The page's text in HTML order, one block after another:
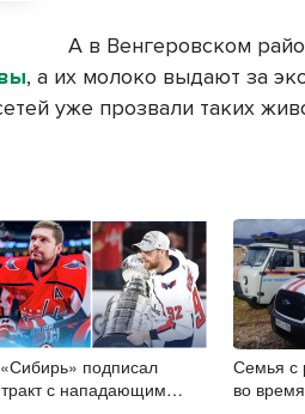
А в Венгеровском
, а их молоко выдают за
уже прозвали таких
подписал
с нападающим
Семья с
во